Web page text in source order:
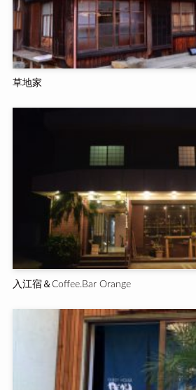
草地家
入江宿＆Coffee.Bar Orange